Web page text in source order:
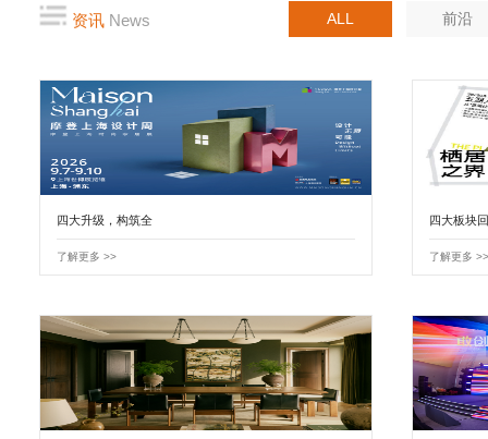
资讯News ALL 前沿
四大升级，构筑全
了解更多 >>
四大板块
了解更多